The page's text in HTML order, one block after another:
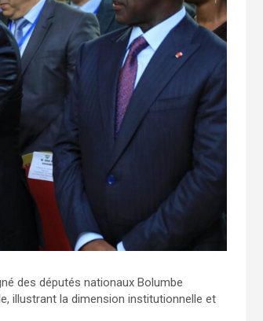
des députés nationaux Bolumbe
illustrant la dimension institutionnelle et